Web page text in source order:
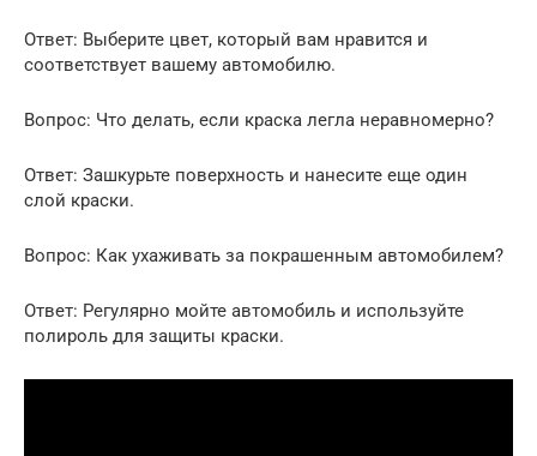
Ответ: Выберите цвет, который вам нравится и
соответствует вашему автомобилю.
Вопрос: Что делать, если краска легла неравномерно?
Ответ: Зашкурьте поверхность и нанесите еще один
слой краски.
Вопрос: Как ухаживать за покрашенным автомобилем?
Ответ: Регулярно мойте автомобиль и используйте
полироль для защиты краски.